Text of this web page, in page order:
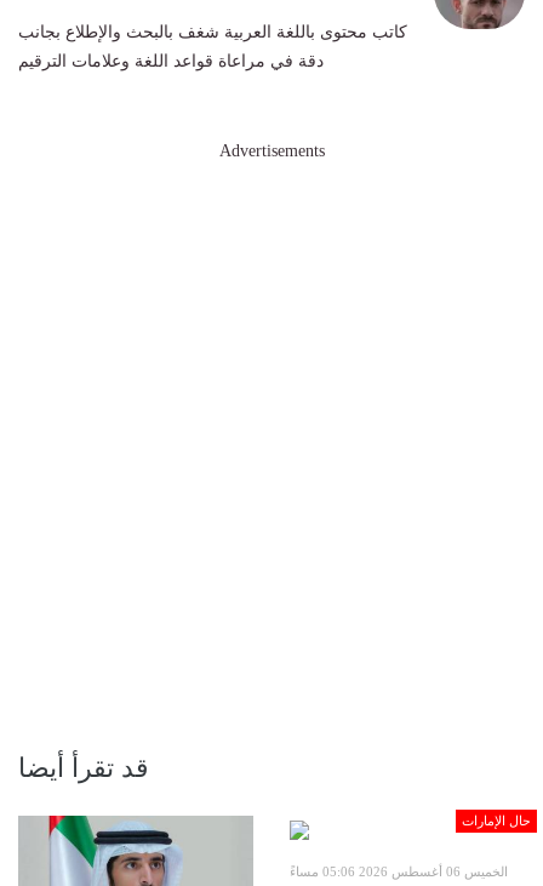
كاتب محتوى باللغة العربية شغف بالبحث والإطلاع بجانب
دقة في مراعاة قواعد اللغة وعلامات الترقيم
Advertisements
قد تقرأ أيضا
حال الإمارات
الخميس 06 أغسطس 2026 05:06 مساءً